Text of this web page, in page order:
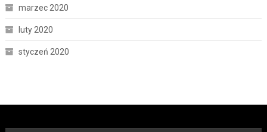
marzec 2020
luty 2020
styczeń 2020